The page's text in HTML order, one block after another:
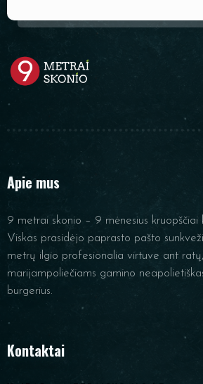
Apie mus
9 metrai skonio – 9 mėnesius kruopščiai
Viskas prasidėjo paprasto pašto
metrų ilgio profesionalia virtuve ant
marijampoliečiams gamino
burgerius.
Kontaktai